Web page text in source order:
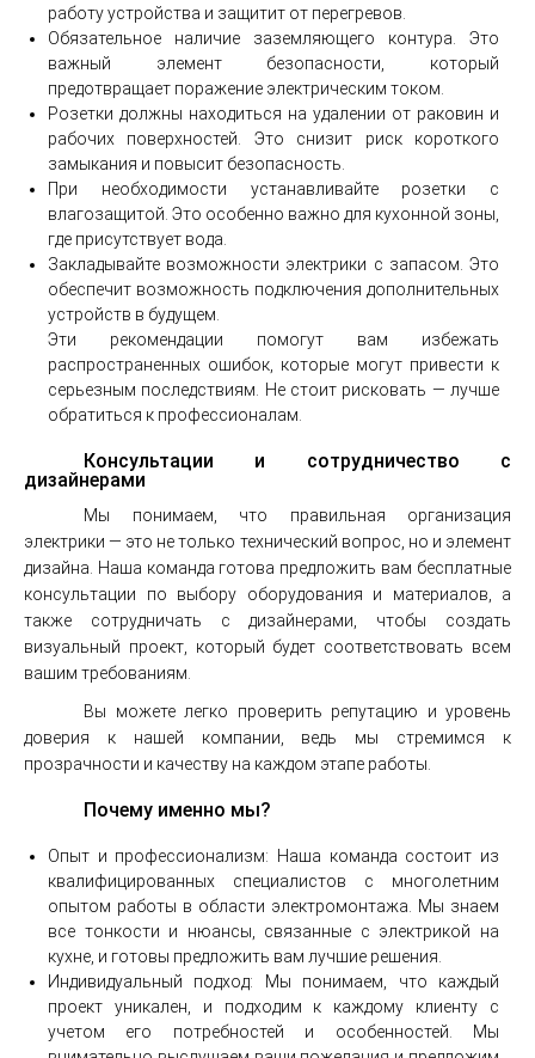
работу устройства и защитит от перегревов.
Обязательное наличие заземляющего контура. Это
важный элемент безопасности, который
предотвращает поражение электрическим током.
Розетки должны находиться на удалении от раковин и
рабочих поверхностей. Это снизит риск короткого
замыкания и повысит безопасность.
При необходимости устанавливайте розетки с
влагозащитой. Это особенно важно для кухонной зоны,
где присутствует вода.
Закладывайте возможности электрики с запасом. Это
обеспечит возможность подключения дополнительных
устройств в будущем.
Эти рекомендации помогут вам избежать
распространенных ошибок, которые могут привести к
серьезным последствиям. Не стоит рисковать — лучше
обратиться к профессионалам.
Консультации и сотрудничество с
дизайнерами
Мы понимаем, что правильная организация
электрики — это не только технический вопрос, но и элемент
дизайна. Наша команда готова предложить вам бесплатные
консультации по выбору оборудования и материалов, а
также сотрудничать с дизайнерами, чтобы создать
визуальный проект, который будет соответствовать всем
вашим требованиям.
Вы можете легко проверить репутацию и уровень
доверия к нашей компании, ведь мы стремимся к
прозрачности и качеству на каждом этапе работы.
Почему именно мы?
Опыт и профессионализм: Наша команда состоит из
квалифицированных специалистов с многолетним
опытом работы в области электромонтажа. Мы знаем
все тонкости и нюансы, связанные с электрикой на
кухне, и готовы предложить вам лучшие решения.
Индивидуальный подход: Мы понимаем, что каждый
проект уникален, и подходим к каждому клиенту с
учетом его потребностей и особенностей. Мы